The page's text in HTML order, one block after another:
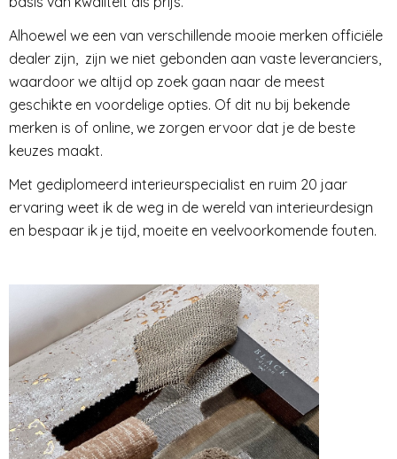
Alhoewel we een van verschillende mooie merken officiële
dealer zijn, zijn we niet gebonden aan vaste leveranciers,
waardoor we altijd op zoek gaan naar de meest
geschikte en voordelige opties. Of dit nu bij bekende
merken is of online, we zorgen ervoor dat je de beste
keuzes maakt.
Met gediplomeerd interieurspecialist en ruim 20 jaar
ervaring weet ik de weg in de wereld van interieurdesign
en bespaar ik je tijd, moeite en veelvoorkomende fouten.